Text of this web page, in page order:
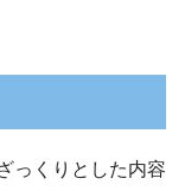
っくりとした内容